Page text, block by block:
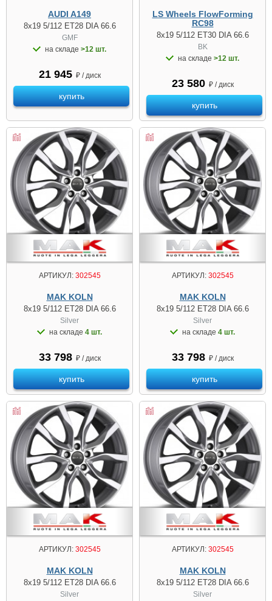
AUDI A149
8x19 5/112 ET28 DIA 66.6
GMF
на складе >12 шт.
21 945 ₽ / диск
купить
LS Wheels FlowForming
RC98
8x19 5/112 ET30 DIA 66.6
BK
на складе >12 шт.
23 580 ₽ / диск
купить
АРТИКУЛ:302545
MAK KOLN
8x19 5/112 ET28 DIA 66.6
Silver
на складе 4 шт.
33 798 ₽ / диск
купить
АРТИКУЛ:302545
MAK KOLN
8x19 5/112 ET28 DIA 66.6
Silver
на складе 4 шт.
33 798 ₽ / диск
купить
АРТИКУЛ:302545
MAK KOLN
8x19 5/112 ET28 DIA 66.6
Silver
АРТИКУЛ:302545
MAK KOLN
8x19 5/112 ET28 DIA 66.6
Silver